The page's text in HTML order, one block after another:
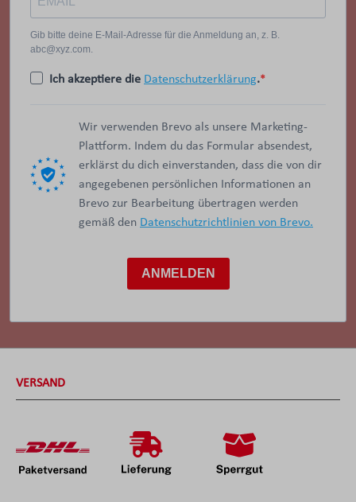
Gib bitte deine E-Mail-Adresse für die Anmeldung an, z. B.
abc@xyz.com.
Ich akzeptiere die Datenschutzerklärung.
Wir verwenden Brevo als unsere Marketing-
Plattform. Indem du das Formular absendest,
erklärst du dich einverstanden, dass die von dir
angegebenen persönlichen Informationen an
Brevo zur Bearbeitung übertragen werden
gemäß den Datenschutzrichtlinien von Brevo.
ANMELDEN
VERSAND